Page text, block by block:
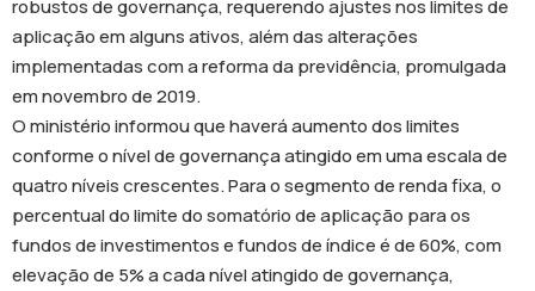
robustos de governança, requerendo ajustes nos limites de
aplicação em alguns ativos, além das alterações
implementadas com a reforma da previdência, promulgada
em novembro de 2019.
O ministério informou que haverá aumento dos limites
conforme o nível de governança atingido em uma escala de
quatro níveis crescentes. Para o segmento de renda fixa, o
percentual do limite do somatório de aplicação para os
fundos de investimentos e fundos de índice é de 60%, com
elevação de 5% a cada nível atingido de governança,